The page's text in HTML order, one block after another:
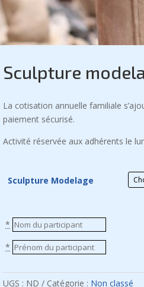
Sculpture
La cotisation annuelle familiale
paiement sécurisé.
Activité réservée aux adhérents le
Sculpture Modelage
*
*
UGS : ND Catégorie : Non classé